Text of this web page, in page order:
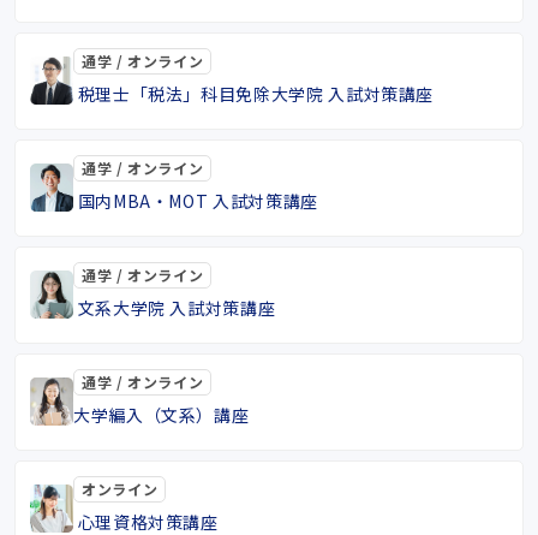
通学 / オンライン
税理士「税法」科目免除大学院 入試対策講座
通学 / オンライン
国内MBA・MOT 入試対策講座
通学 / オンライン
文系大学院 入試対策講座
通学 / オンライン
大学編入（文系）講座
オンライン
心理資格対策講座